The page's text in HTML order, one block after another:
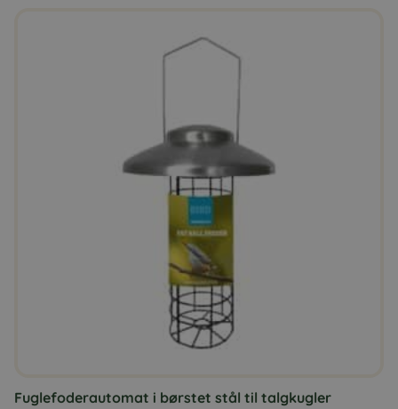
Fuglefoderautomat i børstet stål til talgkugler